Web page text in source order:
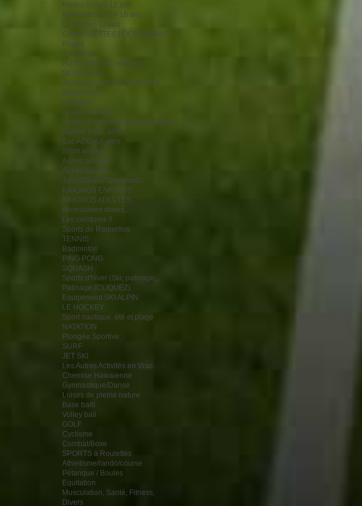
Maillot Enfant 12 ans
Maillot enfant 14-16 ans
Crampons Enfant
CHAUSSETTES FOOT ENFANT
Rugby
Auto/Moto
AUTO (affiches, plaques...)
MOTO divers
Accessoires AUTO Collection
Basket ball
Handball
Adidas Vintage
Vestes, Pantalons survêtements A
Maillot, Polo, Shirt
Sac ADIDAS retro
Short ancien
Autres articles
Autres Sports
Judo/Karaté/Taekwondo
KIMONOS ENFANTS
KIMONOS ADULTES
Accessoires divers...
Les ceintures !!
Sports de Raquettes
TENNIS
Badminton
PING PONG
SQUASH
Sports d'hiver (Ski, patinage,..
Patinage (CLIQUEZ)
Equipement SKI ALPIN
LE HOCKEY
Sport nautique, été et plage
NATATION
Plongée Sportive
SURF
JET SKI
Les Autres Activités en Vrac
Chemise Hawaienne
Gymnastique/Danse
Loisirs de pleine nature
Base balll
Volley ball
GOLF
Cyclisme
Combat/Boxe
SPORTS à Roulettes
Athletisme/rando/course
Pétanque / Boules
Equitation
Musculation, Santé, Fitness,
Divers